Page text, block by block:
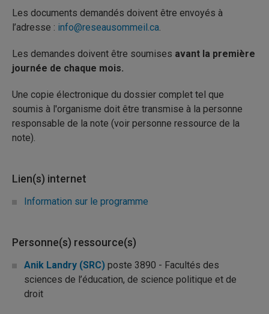
Les documents demandés doivent être envoyés à
l’adresse : info@reseausommeil.ca.
Les demandes doivent être soumises avant la première
journée de chaque mois.
Une copie électronique du dossier complet tel que
soumis à l'organisme doit être transmise à la personne
responsable de la note (voir personne ressource de la
note).
Lien(s) internet
Information sur le programme
Personne(s) ressource(s)
Anik Landry (SRC) poste 3890 - Facultés des
sciences de l’éducation, de science politique et de
droit